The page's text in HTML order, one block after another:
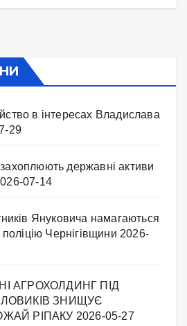
в інтересах Владислава
29
державні активи
07-14
Януковича намагаються
Чернігівщини 2026-
АГРОХОЛДИНГ ПІД
ЗНИЩУЄ
РІПАКУ
2026-05-27